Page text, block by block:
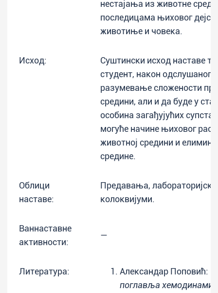
нестајања из животне
последицама њиховог
животиње и човека.
Исход:
Суштински исход наставе
студент, након одслушаног
разумевање сложености
средини, али и да буде у
особина загађујућих
могуће начине њиховог
животној средини и
средине.
Облици
наставе:
Предавања,
колоквијуми.
Ваннаставне
активности:
—
Литература: Александар Поповић:
поглавља